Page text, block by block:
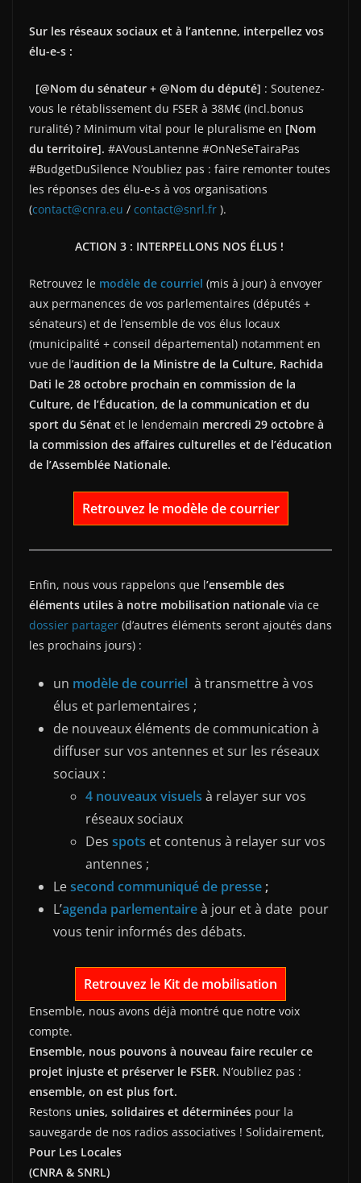
Sur les réseaux sociaux et à l’antenne, interpellez vos
élu-e-s :
[@Nom du sénateur + @Nom du député] : Soutenez-
vous le rétablissement du FSER à 38M€ (incl.bonus
ruralité) ? Minimum vital pour le pluralisme en [Nom
du territoire]. #AVousLantenne #OnNeSeTairaPas
#BudgetDuSilence N’oubliez pas : faire remonter toutes
les réponses des élu-e-s à vos organisations
(contact@cnra.eu / contact@snrl.fr ).
ACTION 3 : INTERPELLONS NOS ÉLUS !
Retrouvez le modèle de courriel (mis à jour) à envoyer
aux permanences de vos parlementaires (députés +
sénateurs) et de l’ensemble de vos élus locaux
(municipalité + conseil départemental) notamment en
vue de l’audition de la Ministre de la Culture, Rachida
Dati le 28 octobre prochain en commission de la
Culture, de l’Éducation, de la communication et du
sport du Sénat et le lendemain mercredi 29 octobre à
la commission des affaires culturelles et de l’éducation
de l’Assemblée Nationale.
Retrouvez le modèle de courrier
Enfin, nous vous rappelons que l’ensemble des
éléments utiles à notre mobilisation nationale via ce
dossier partager (d’autres éléments seront ajoutés dans
les prochains jours) :
un modèle de courriel à transmettre à vos
élus et parlementaires ;
de nouveaux éléments de communication à
diffuser sur vos antennes et sur les réseaux
sociaux :
4 nouveaux visuels à relayer sur vos
réseaux sociaux
Des spots et contenus à relayer sur vos
antennes ;
Lesecond communiqué de presse ;
L’agenda parlementaireà jour et à date pour
vous tenir informés des débats.
Retrouvez le Kit de mobilisation
Ensemble, nous avons déjà montré que notre voix
compte.
Ensemble, nous pouvons à nouveau faire reculer ce
projet injuste et préserver le FSER. N’oubliez pas :
ensemble, on est plus fort.
Restons unies, solidaires et déterminées pour la
sauvegarde de nos radios associatives ! Solidairement,
Pour Les Locales
(CNRA & SNRL)